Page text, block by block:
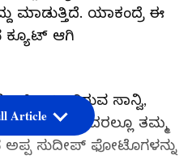
ಮಾಡುತ್ತಿದೆ. ಯಾಕಂದ್ರೆ ಈ
ಕ್ಯೂಟ್ ಆಗಿ
ಆಗಿರುವ ಸಾನ್ವಿ,
ಅದರಲ್ಲೂ ತಮ್ಮ
ಸುದೀಪ್ ಫೋಟೊಗಳನ್ನು
Article